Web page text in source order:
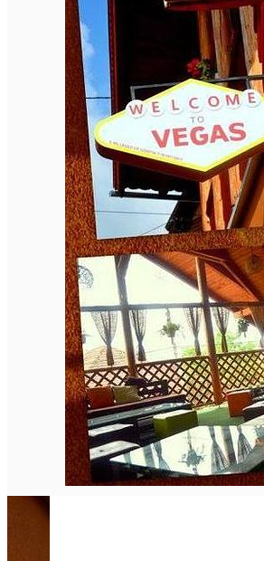
English
Închirieri de biciclete